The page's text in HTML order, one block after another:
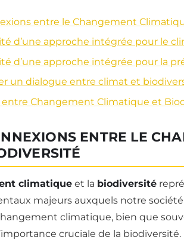
entre le Changement
d’une approche intégrée pour le
d’une approche intégrée pour la
un dialogue entre climat et
entre Changement Climatique et
ENTRE LE
climatique et la biodiversité
majeurs auxquels notre
climatique, bien que
cruciale de la